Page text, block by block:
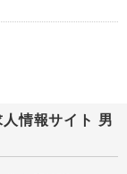
情報サイト 男